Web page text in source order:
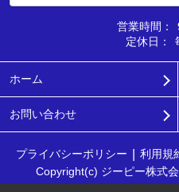
営業時間：
定休日：
ホーム
お問い合わせ
プライバシーポリシー 利用規
Copyright(c) ジーピー株式